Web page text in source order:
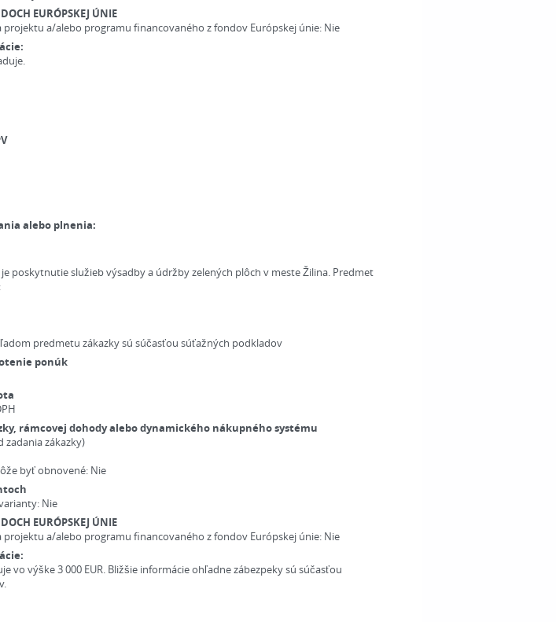
EURÓPSKEJ ÚNIE
projektu a/alebo programu financovaného z fondov Európskej únie: Nie
alebo plnenia:
poskytnutie služieb výsadby a údržby zelených plôch v meste Žilina. Predmet
predmetu zákazky sú súčasťou súťažných podkladov
ponúk
rámcovej dohody alebo dynamického nákupného systému
zadania zákazky)
byť obnovené: Nie
Nie
EURÓPSKEJ ÚNIE
projektu a/alebo programu financovaného z fondov Európskej únie: Nie
vo výške 3 000 EUR. Bližšie informácie ohľadne zábezpeky sú súčasťou